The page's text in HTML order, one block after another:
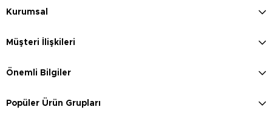
Kurumsal
Müşteri İlişkileri
Önemli Bilgiler
Popüler Ürün Grupları